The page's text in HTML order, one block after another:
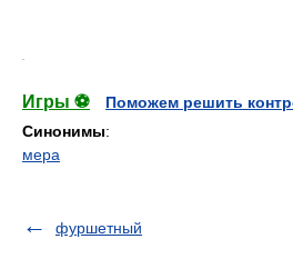
Игры ⚽
Поможем решить
Синонимы:
мера
фуршетный